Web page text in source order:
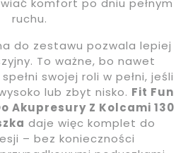
komfort po dniu pełnym
ruchu.
do zestawu pozwala lepiej
To ważne, bo nawet
swojej roli w pełni, jeśli
lub zbyt nisko. Fit Fun
Akupresury Z Kolcami 130
daje więc komplet do
– bez konieczności